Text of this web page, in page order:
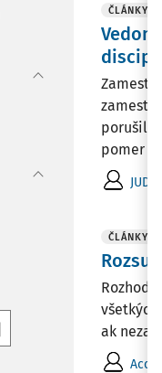
ČLÁNKY
porušil
pomer
ČLÁNKY
ak